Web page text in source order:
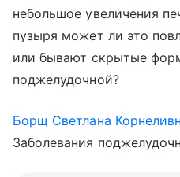
небольшое увеличения
пузыря может ли это
или бывают скрытые
поджелудочной?
Борщ Светлана
Заболевания